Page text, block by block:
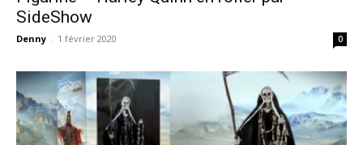
SideShow
Denny - 1 février 2020 0